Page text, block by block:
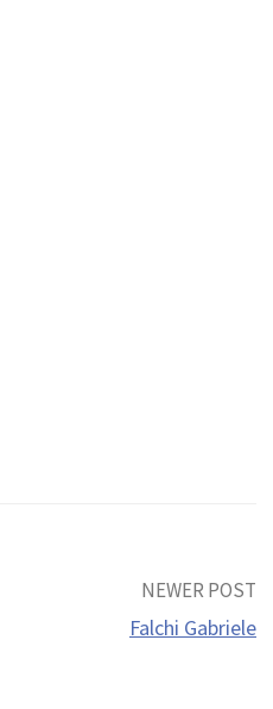
NEWER POST
Falchi Gabriele